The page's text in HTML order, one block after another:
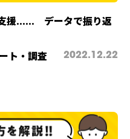
援...... データで振り返
ト・調査 2022.12.22